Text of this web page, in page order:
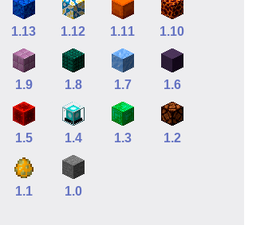
1.13 1.12 1.11 1.10
1.9 1.8 1.7 1.6
1.5 1.4 1.3 1.2
1.1 1.0